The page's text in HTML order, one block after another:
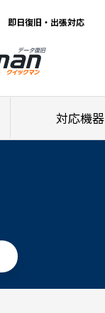
即日復旧・出張対応
対応機器